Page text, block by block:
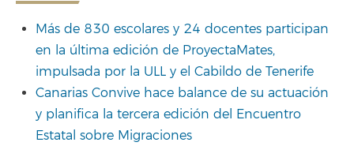
Más de 830 escolares y 24 docentes participan
en la última edición de ProyectaMates,
impulsada por la ULL y el Cabildo de Tenerife
Canarias Convive hace balance de su actuación
y planifica la tercera edición del Encuentro
Estatal sobre Migraciones